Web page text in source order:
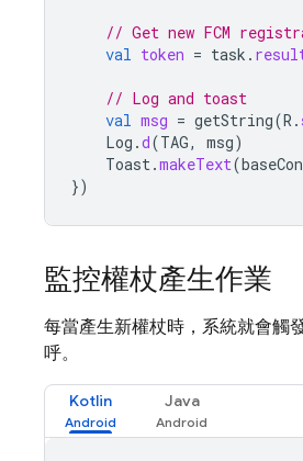
// Get new FCM
val token = task .
// Log and toast
val msg = getString(R .
Log .d(TAG, msg)
Toast.makeText(
})
監控權杖產生作業
每當產生新權杖時，系統就會觸
呼。
Kotlin Java